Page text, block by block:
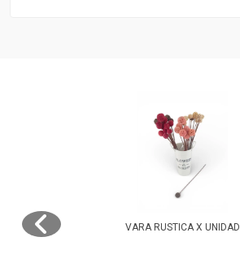
VARA RUSTICA X UNIDAD